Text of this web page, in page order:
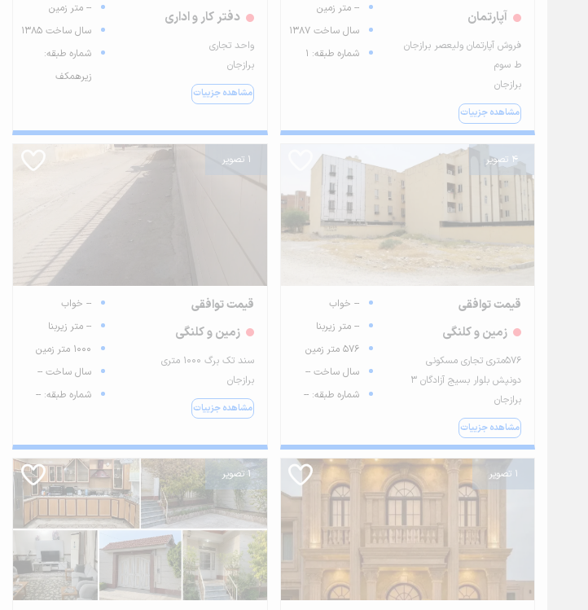
آپارتمان
فروش آپارتمان ولیعصر برازجان
ط سوم
برازجان
مشاهده جزییات
-- متر زمین
سال ساخت 1387
شماره طبقه: 1
دفتر کار و اداری
واحد تجاری
برازجان
مشاهده جزییات
-- متر زمین
سال ساخت 1385
شماره طبقه:
زیرهمکف
4 تصویر
قیمت توافقی
زمین و کلنگی
576متری تجاری مسکونی
دونپش بلوار بسیج آزادگان 3
برازجان
مشاهده جزییات
-- خواب
-- متر زیربنا
576 متر زمین
سال ساخت --
شماره طبقه: --
1 تصویر
قیمت توافقی
زمین و کلنگی
سند تک برگ 1000 متری
برازجان
مشاهده جزییات
-- خواب
-- متر زیربنا
1000 متر زمین
سال ساخت --
شماره طبقه: --
1 تصویر 1 تصویر